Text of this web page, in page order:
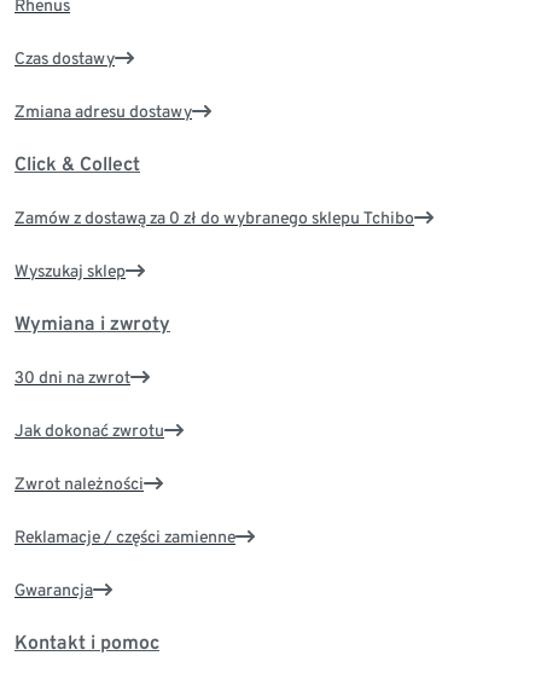
Rhenus
Czas dostawy
Zmiana adresu dostawy
Click & Collect
Zamów z dostawą za 0 zł do wybranego sklepu Tchibo
Wyszukaj sklep
Wymiana i zwroty
30 dni na zwrot
Jak dokonać zwrotu
Zwrot należności
Reklamacje / części zamienne
Gwarancja
Kontakt i pomoc